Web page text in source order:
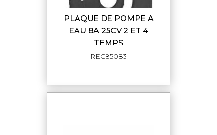
PLAQUE DE POMPE A
EAU 8A 25CV 2 ET 4
TEMPS
REC85083